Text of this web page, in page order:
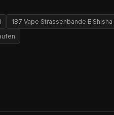
187 Vape Strassenbande E